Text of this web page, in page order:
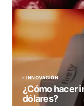
INNOVACIÓN
¿Cómo hacer
dólares?